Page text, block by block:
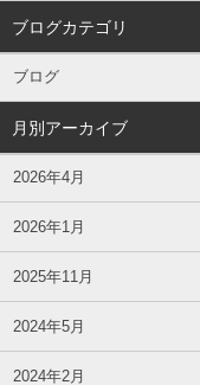
ブログカテゴリ
ブログ
月別アーカイブ
2026年4月
2026年1月
2025年11月
2024年5月
2024年2月